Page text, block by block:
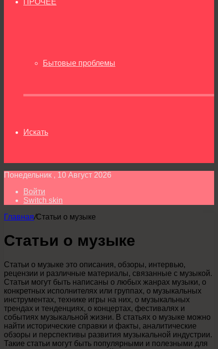
ПРОЧЕЕ
Бытовые проблемы
Искать
Понедельник , 10 Август 2026
Войти
Switch skin
Главная/Статьи о музыке
Статьи о музыке
Статьи о музыке это описания, обзоры, интервью,
рецензии и различные материалы, связанные с музыкой.
Статьи могут быть написаны о любых жанрах музыки, о
конкретных исполнителях или группах, о музыкальных
инструментах, технике игры на них, о музыкальных
трендах и тенденциях, о концертах, фестивалях и
событиях музыкальной жизни. В статьях о музыке можно
найти исторические справки и факты, аналитические
обзоры и перспективы развития музыкальной индустрии.
Такие статьи могут быть популярными и полезными для